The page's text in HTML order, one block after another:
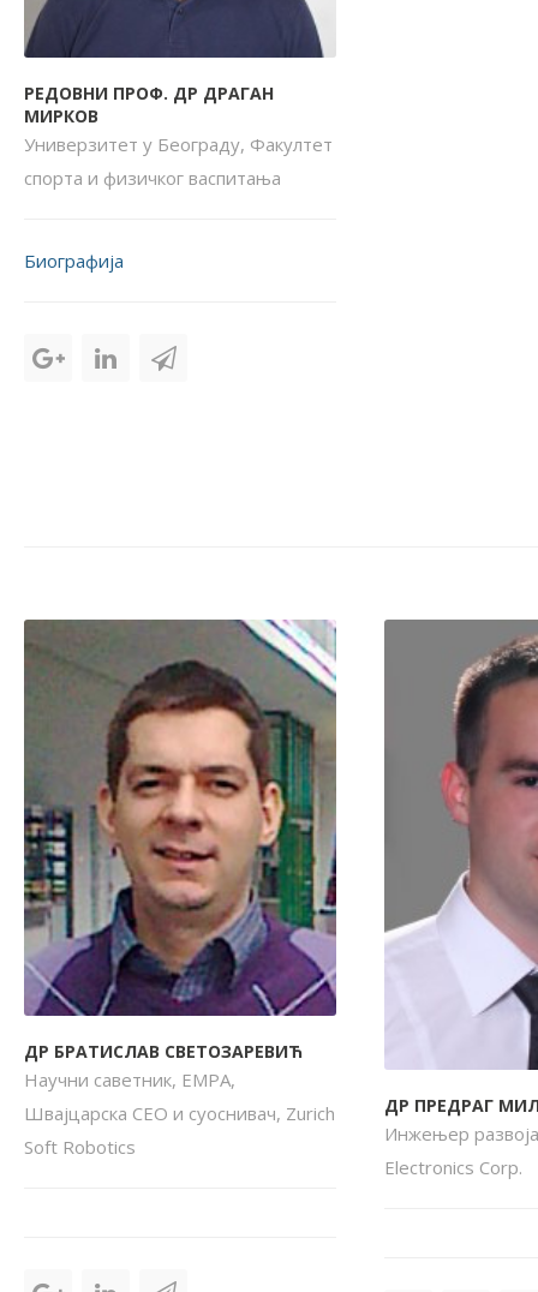
РЕДОВНИ ПРОФ. ДР ДРАГАН
МИРКОВ
Универзитет у Београду, Факултет
спорта и физичког васпитања
Биографија
ДР БРАТИСЛАВ СВЕТОЗАРЕВИЋ
Научни саветник, EMPA,
Швајцарска CEO и суоснивач, Zurich
Soft Robotics
ДР ПРЕДРАГ
Инжењер
Electronics Corp.